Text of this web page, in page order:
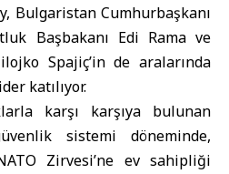
Bulgaristan Cumhurbaşkanı
Başbakanı Edi Rama ve
Spajiç’in de aralarında
katılıyor.
karşı karşıya bulunan
sistemi döneminde,
Zirvesi’ne ev sahipliği